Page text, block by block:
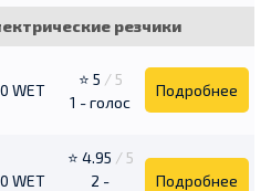
резчики
WET
⭐ 5 / 5
1 - голос
Подробнее
WET
⭐ 4.95 / 5
2 -
Подробнее